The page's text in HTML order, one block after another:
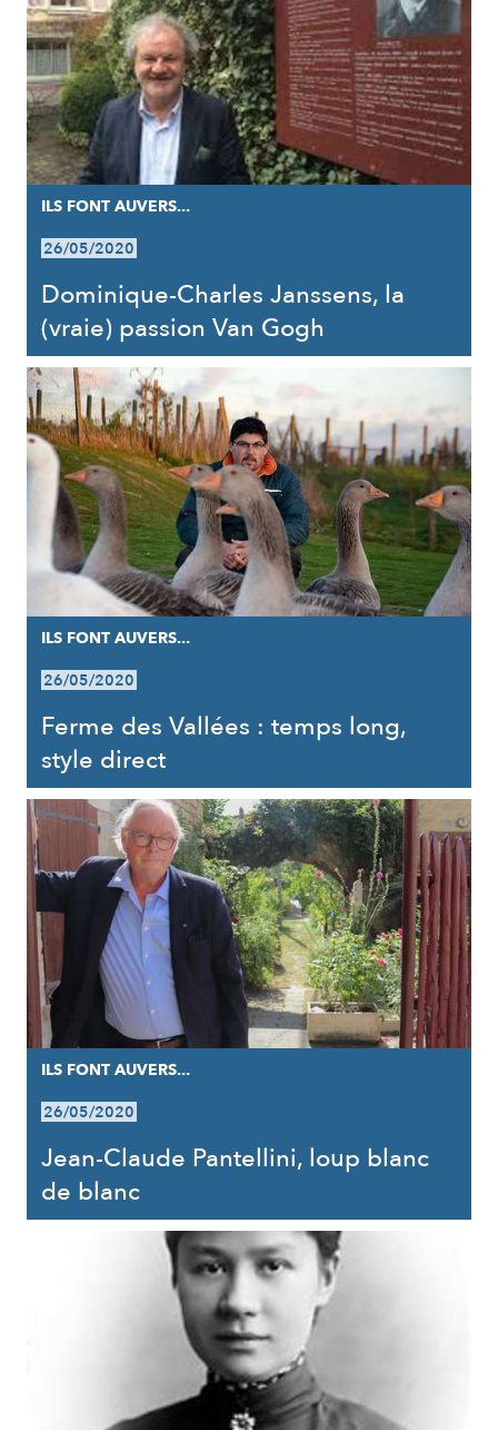
ILS FONT AUVERS...
26/05/2020
Dominique-Charles Janssens, la
(vraie) passion Van Gogh
ILS FONT AUVERS...
26/05/2020
Ferme des Vallées : temps long,
style direct
ILS FONT AUVERS...
26/05/2020
Jean-Claude Pantellini, loup blanc
de blanc